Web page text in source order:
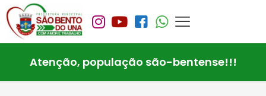
Atenção, população são-bentense!!!